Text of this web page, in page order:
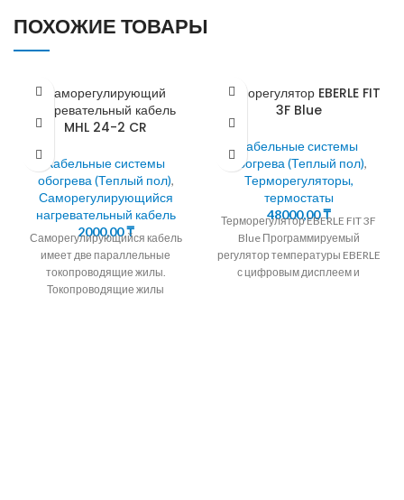
ПОХОЖИЕ ТОВАРЫ
Саморегулирующий
нагревательный кабель
MHL 24-2 CR
Кабельные системы
обогрева (Теплый пол),
Саморегулирующийся
нагревательный кабель
2000,00₸
Саморегулирующийся кабель
имеет две параллельные
токопроводящие жилы.
Токопроводящие жилы
Терморегулятор EBERLE FIT
3F Blue
Кабельные системы
обогрева (Теплый пол),
Терморегуляторы,
термостаты
48000,00₸
Терморегулятор EBERLE FIT 3F
Blue Программируемый
регулятор температуры EBERLE
с цифровым дисплеем и